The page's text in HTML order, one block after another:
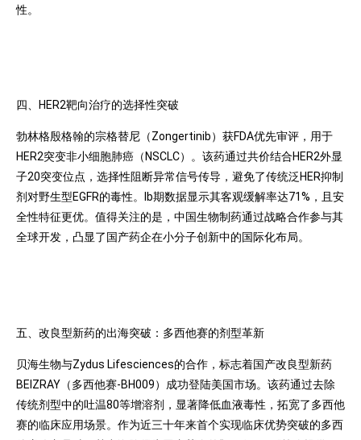
性。
四、HER2靶向治疗的选择性突破
勃林格殷格翰的宗格替尼（Zongertinib）获FDA优先审评，用于
HER2突变非小细胞肺癌（NSCLC）。该药通过共价结合HER2外显
子20突变位点，选择性阻断异常信号传导，避免了传统泛HER抑制
剂对野生型EGFR的毒性。Ib期数据显示其客观缓解率达71%，且安
全性特征更优。值得关注的是，中国生物制药通过战略合作参与其
全球开发，凸显了国产药企在小分子创新中的国际化布局。
五、改良型新药的出海突破：多西他赛的剂型革新
贝海生物与Zydus Lifesciences的合作，标志着国产改良型新药
BEIZRAY（多西他赛-BH009）成功登陆美国市场。该药通过去除
传统剂型中的吐温80等增溶剂，显著降低血液毒性，拓宽了多西他
赛的临床应用场景。作为近三十年来首个实现临床优势突破的多西